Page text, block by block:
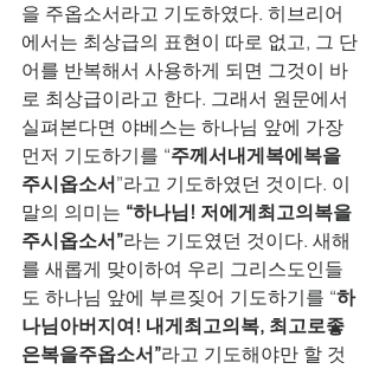
을 주옵소서라고 기도하였다. 히브리어
에서는 최상급의 표현이 따로 없고, 그 단
어를 반복해서 사용하게 되면 그것이 바
로 최상급이라고 한다. 그래서 원문에서
실펴본다면 야베스는 하나님 앞에 가장
먼저 기도하기를 “주께서내게복에복을
주시옵소서”라고 기도하였던 것이다. 이
말의 의미는 “하나님! 저에게최고의복을
주시옵소서”라는 기도였던 것이다. 새해
를 새롭게 맞이하여 우리 그리스도인들
도 하나님 앞에 부르짖어 기도하기를 “하
나님아버지여! 내게최고의복, 최고로좋
은복을주옵소서”라고 기도해야만 할 것